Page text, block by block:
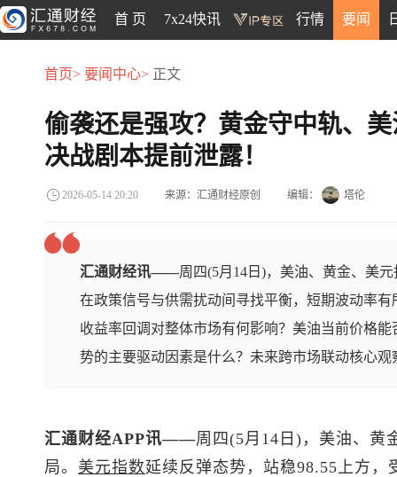
首 页 7x24快讯 行情 要闻
首页> 要闻中心> 正文
偷袭还是强攻？黄金守中轨、
决战剧本提前泄露！
2026-05-14 20:20 来源：汇通财经原创 编辑： 塔伦
汇通财经讯——周四(5月14日)，美油、黄金、美
在政策信号与供需扰动间寻找平衡，短期波动率
收益率回调对整体市场有何影响？美油当前价格
势的主要驱动因素是什么？未来跨市场联动核心观
汇通财经APP讯——周四(5月14日)，美油、黄
局。 美元指数延续反弹态势，站稳98.55上方，